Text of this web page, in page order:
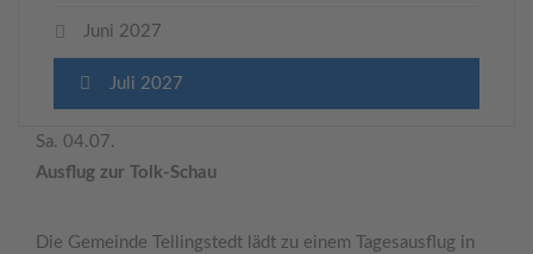
Juni 2027
Juli 2027
Sa. 04.07.
Ausflug zur Tolk-Schau
Die Gemeinde Tellingstedt lädt zu einem Tagesausflug in